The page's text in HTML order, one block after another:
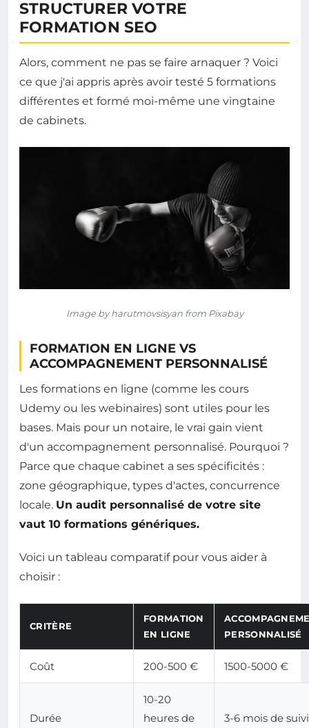
STRUCTURER VOTRE
FORMATION SEO
Alors, comment ne pas se faire arnaquer ? Voici
ce que j'ai appris après avoir testé 5 formations
différentes et formé moi-même une vingtaine
de cabinets.
Image by harutmovsisyan from Pixabay
FORMATION EN LIGNE VS
ACCOMPAGNEMENT PERSONNALISÉ
Les formations en ligne (comme les cours
Udemy ou les webinaires) sont utiles pour les
bases. Mais pour un notaire, le vrai gain vient
d'un accompagnement personnalisé. Pourquoi ?
Parce que chaque cabinet a ses spécificités :
zone géographique, types d'actes, concurrence
locale. Un audit personnalisé de votre site
vaut 10 formations génériques.
Voici un tableau comparatif pour vous aider à
choisir :
CRITÈRE
FORMATION
EN LIGNE
PERSONNALISÉ
Coût 200-500 € 1500-5000 €
Durée
10-20
heures de
3-6 mois de suivi